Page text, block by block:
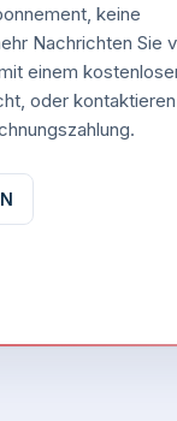
keine
Nachrichten Sie
einem
oder